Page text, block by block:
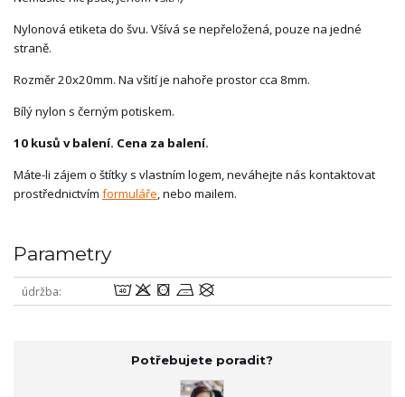
Nylonová etiketa do švu. Všívá se nepřeložená, pouze na jedné
straně.
Rozměr 20x20mm. Na všití je nahoře prostor cca 8mm.
Bílý nylon s černým potiskem.
10 kusů v balení. Cena za balení.
Máte-li zájem o štítky s vlastním logem, neváhejte nás kontaktovat
prostřednictvím formuláře , nebo mailem.
Parametry
údržba 8oabU
Potřebujete poradit?